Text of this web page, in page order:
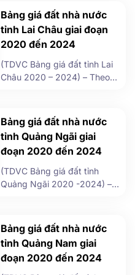
định Bảng giá các loại đất
trên địa bàn tỉnh Bình Phước
giai đoạn từ năm 2020 đến
năm 2024 được Ủy ban nhân
dân tỉnh Bình Phước ban
hành ngày 12 tháng 8 năm
Bảng giá đất nhà nước
tỉnh Lai Châu giai đoạn
2020 đến 2024
(TDVC Bảng giá đất tỉnh Lai
Châu 2020 – 2024) – Theo
ban hành bảng giá đất giai
đoạn 2020-2024 ngày 20
tháng 12 năm 2019. Bảng giá
đất trên địa bàn tỉnh Lai Châu
được sử dụng để làm căn cứ
trong các trường hợp […]
Bảng giá đất nhà nước
tỉnh Quảng Ngãi giai
đoạn 2020 đến 2024
(TDVC Bảng giá đất tỉnh
Quảng Ngãi 2020 -2024) –
tỉnh Quảng Ngãi ban hành
quy định về bảng giá các loại
đất trên địa bàn tỉnh Quảng
Ngãi áp dụng cho thời kỳ 05
Bảng giá đất nhà nước
tỉnh Quảng Nam giai
đoạn 2020 đến 2024